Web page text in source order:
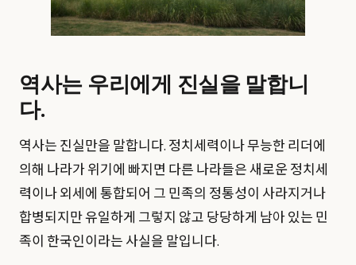
역사는 우리에게 진실을 말합니
다.
역사는 진실만을 말합니다. 정치세력이나 무능한 리더에
의해 나라가 위기에 빠지면 다른 나라들은 새로운 정치세
력이나 외세에 통합되어 그 민족의 정통성이 사라지거나
합병되지만 유일하게 그렇지 않고 당당하게 남아 있는 민
족이 한국인이라는 사실을 말입니다.